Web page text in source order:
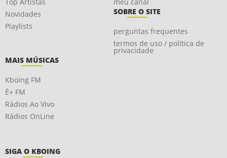
Novidades
Playlists
SOBRE O SITE
perguntas frequentes
termos de uso / política de
privacidade
MAIS MÚSICAS
Kboing FM
É+ FM
Rádios Ao Vivo
Rádios OnLine
SIGA O KBOING